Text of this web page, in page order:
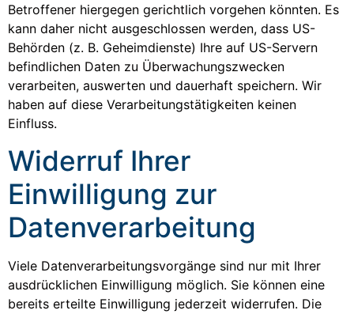
Betroffener hiergegen gerichtlich vorgehen könnten. Es
kann daher nicht ausgeschlossen werden, dass US-
Behörden (z. B. Geheimdienste) Ihre auf US-Servern
befindlichen Daten zu Überwachungszwecken
verarbeiten, auswerten und dauerhaft speichern. Wir
haben auf diese Verarbeitungstätigkeiten keinen
Einfluss.
Widerruf Ihrer
Einwilligung zur
Datenverarbeitung
Viele Datenverarbeitungsvorgänge sind nur mit Ihrer
ausdrücklichen Einwilligung möglich. Sie können eine
bereits erteilte Einwilligung jederzeit widerrufen. Die